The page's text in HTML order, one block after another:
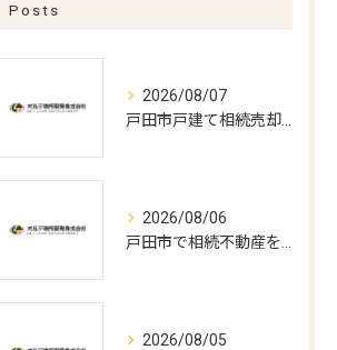
Posts
2026/08/07
2026/08/06
2026/08/05